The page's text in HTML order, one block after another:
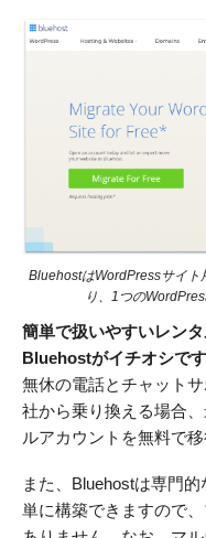
BluehostはWordPressサイト
り、1つの
簡単で扱いやすいレン
Bluehostがイチオシです
無休の電話とチャット
社から乗り換える場合
ルアカウントを無料で移
また、Bluehostは専門
単に構築できますので